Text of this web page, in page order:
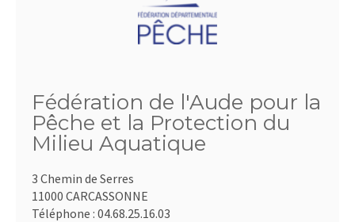
Fédération de l'Aude pour la
Pêche et la Protection du
Milieu Aquatique
3 Chemin de Serres
11000 CARCASSONNE
Téléphone : 04.68.25.16.03